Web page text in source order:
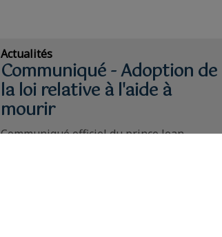
Actualités
Communiqué - Adoption de
la loi relative à l'aide à
mourir
Communiqué officiel du prince Jean